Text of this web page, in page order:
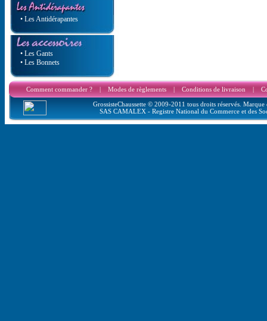
• Les Antidérapantes
• Les Gants
• Les Bonnets
Comment commander ?| Modes de règlements| Conditions de livraison |
GrossisteChaussette © 2009-2011 tous droits réservés.
SAS CAMALEX - Registre National du Commerce et des